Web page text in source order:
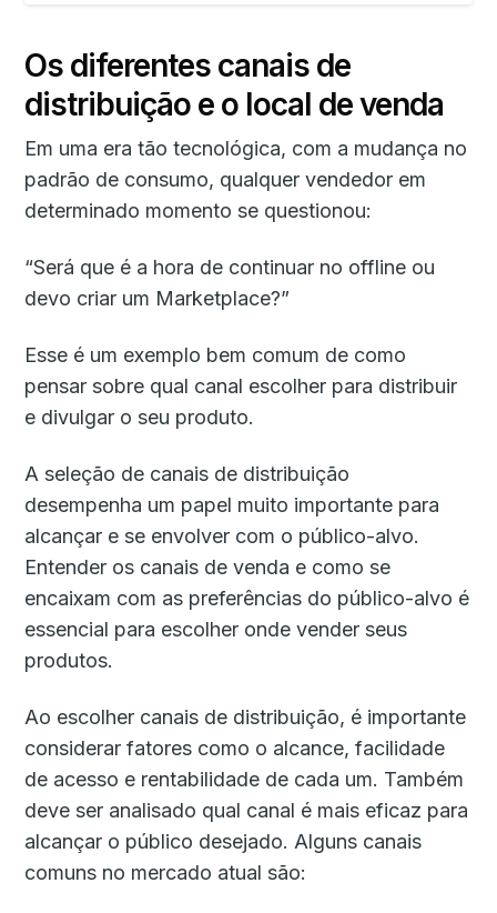
Os diferentes canais de
distribuição e o local de venda
Em uma era tão tecnológica, com a mudança no
padrão de consumo, qualquer vendedor em
determinado momento se questionou:
“Será que é a hora de continuar no offline ou
devo criar um Marketplace?”
Esse é um exemplo bem comum de como
pensar sobre qual canal escolher para distribuir
e divulgar o seu produto.
A seleção de canais de distribuição
desempenha um papel muito importante para
alcançar e se envolver com o público-alvo.
Entender os canais de venda e como se
encaixam com as preferências do público-alvo é
essencial para escolher onde vender seus
produtos.
Ao escolher canais de distribuição, é importante
considerar fatores como o alcance, facilidade
de acesso e rentabilidade de cada um. Também
deve ser analisado qual canal é mais eficaz para
alcançar o público desejado. Alguns canais
comuns no mercado atual são: